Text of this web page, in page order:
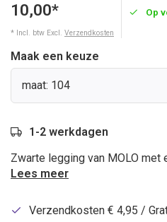
10,00*
* Incl. btw Excl. Verzendkosten
Op
Maak een keuze
maat: 104
1-2 werkdagen
Zwarte legging van MOLO met
Lees meer
Verzendkosten € 4,95 /